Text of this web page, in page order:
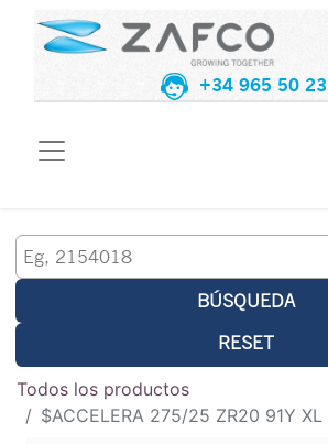
+34 965 50
BÚSQUEDA
RESET
Todos los productos
$ACCELERA 275/25 ZR20 91Y XL